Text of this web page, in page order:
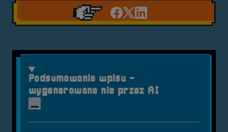
Udostępnij na
Udostępnij na
Udostępnij na
Podsumowanie wpisu -
wygenerowane nie przez AI